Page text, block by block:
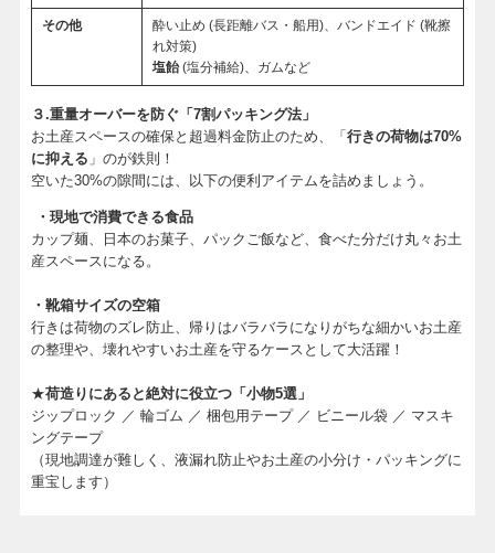
その他
酔い止め (長距離バス・船用)、バンドエイド (靴擦
れ対策)
塩飴(塩分補給)、ガムなど
３.重量オーバーを防ぐ「7割パッキング法」
お土産スペースの確保と超過料金防止のため、「 行きの荷物は70%
に抑える 」のが鉄則！
空いた30%の隙間には、以下の便利アイテムを詰めましょう。
・現地で消費できる食品
カップ麺、日本のお菓子、パックご飯など、食べた分だけ丸々お土
産スペースになる。
・靴箱サイズの空箱
行きは荷物のズレ防止、帰りはバラバラになりがちな細かいお土産
の整理や、壊れやすいお土産を守るケースとして大活躍！
★荷造りにあると絶対に役立つ「小物5選」
ジップロック ／ 輪ゴム ／ 梱包用テープ ／ ビニール袋 ／ マスキ
ングテープ
（現地調達が難しく、液漏れ防止やお土産の小分け・パッキングに
重宝します）